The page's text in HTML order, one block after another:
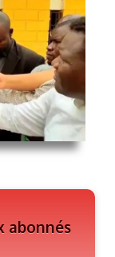
abonnés